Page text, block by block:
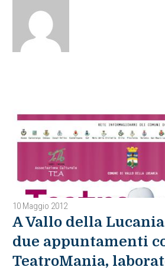
10 Maggio 2012
A Vallo della
due appuntamenti
TeatroMania,